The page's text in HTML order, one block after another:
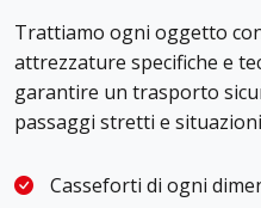
Trattiamo ogni oggetto
attrezzature specifiche e
garantire un trasporto
passaggi stretti e
Casseforti di ogni